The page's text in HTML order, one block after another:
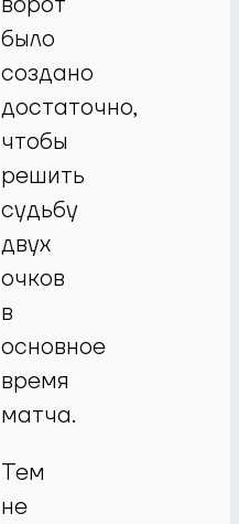
было
создано
достаточно,
чтобы
решить
судьбу
двух
очков
в
основное
время
матча.
Тем
не